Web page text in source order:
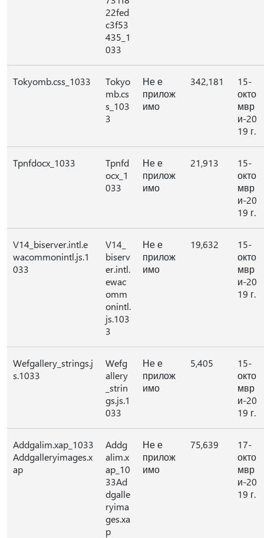
22fed
c3f53
435_1
033
Tokyomb.css_1033
Tokyo
mb.cs
s_103
3
Не е
прилож
имо
342,181
15-
окто
мвр
и-20
19 г.
Tpnfdocx_1033
Tpnfd
ocx_1
033
Не е
прилож
имо
21,913
15-
окто
мвр
и-20
19 г.
V14_biserver.intl.e
wacommonintl.js.1
033
V14_
biserv
er.intl.
ewac
omm
onintl.
js.103
3
Не е
прилож
имо
19,632
15-
окто
мвр
и-20
19 г.
Wefgallery_strings.j
s.1033
Wefg
allery
_strin
gs.js.1
033
Не е
прилож
имо
5,405
15-
окто
мвр
и-20
19 г.
Addgalim.xap_1033
Addgalleryimages.x
ap
Addg
alim.x
ap_10
33Ad
dgalle
ryima
ges.xa
p
Не е
прилож
имо
75,639
17-
окто
мвр
и-20
19 г.